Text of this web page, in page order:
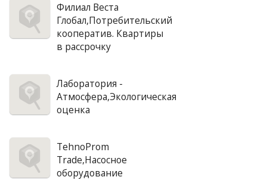
Филиал Веста
Глобал,Потребительский
кооператив. Квартиры
в рассрочку
Лаборатория -
Атмосфера,Экологическая
оценка
TehnoProm
Trade,Насосное
оборудование